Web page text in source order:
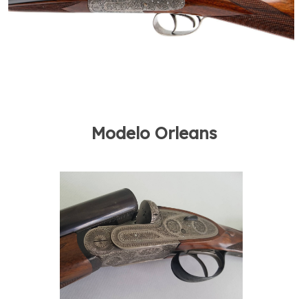
Modelo Orleans